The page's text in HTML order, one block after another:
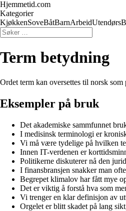
Hjemmetid.com
Kategorier
KjøkkenSoveBåtBarnArbeidUtendørs
Term betydning
Ordet term kan oversettes til norsk
Eksempler på bruk
Det akademiske sammfunnet
I medisinsk terminologi er
Vi må være tydelige på hvilken
Innen IT-verdenen er
Politikerne diskuterer nå den
I finansbransjen snakker man
Begrepet klimalov har fått mye
Det er viktig å forstå hva som
Vi trenger en klar definisjon av
Orgelet er blitt skadet på lang